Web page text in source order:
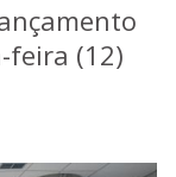
feira (12)